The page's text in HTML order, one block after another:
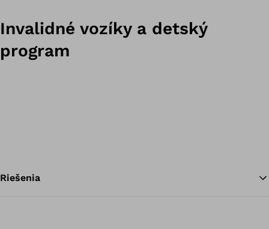
Invalidné vozíky a detský
program
Riešenia